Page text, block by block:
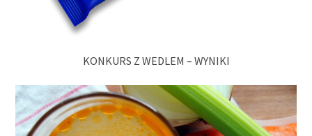
KONKURS Z WEDLEM – WYNIKI